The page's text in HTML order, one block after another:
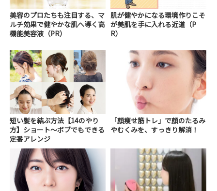
美容のプロたちも注目する、マ
ルチ効果で健やかな肌へ導く高
機能美容液（PR）
肌が健やかになる環境作りこそ
が美肌を手に入れる近道（P
R）
短い髪を結ぶ方法【14のやり
方】ショート～ボブでもできる
定番アレンジ
「顔痩せ筋トレ」で顔のたるみ
やむくみを、すっきり解消！